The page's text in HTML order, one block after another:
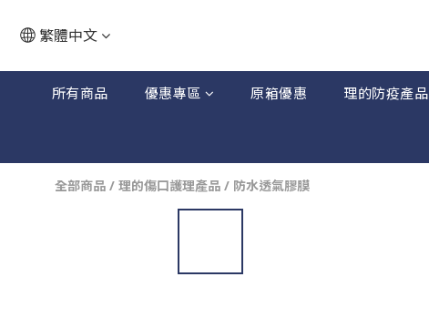
繁體中文
所有商品 優惠專區 原箱優惠 理的防疫產品
全部商品 / 理的傷口護理產品 / 防水透氣膠膜